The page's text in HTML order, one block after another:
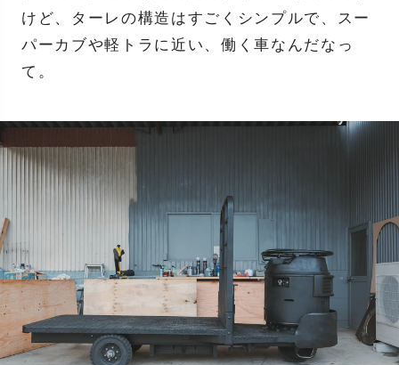
けど、ターレの構造はすごくシンプルで、スー
パーカブや軽トラに近い、働く車なんだなっ
て。